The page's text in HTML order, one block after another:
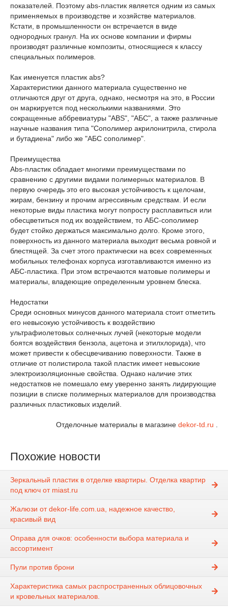
показателей. Поэтому abs-пластик является одним из самых
применяемых в производстве и хозяйстве материалов.
Кстати, в промышленности он встречается в виде
однородных гранул. На их основе компании и фирмы
производят различные композиты, относящиеся к классу
специальных полимеров.
Как именуется пластик abs?
Характеристики данного материала существенно не
отличаются друг от друга, однако, несмотря на это, в России
он маркируется под несколькими названиями. Это
сокращенные аббревиатуры "ABS", "АБС", а также различные
научные названия типа "Сополимер акрилонитрила, стирола
и бутадиена" либо же "АБС сополимер".
Преимущества
Abs-пластик обладает многими преимуществами по
сравнению с другими видами полимерных материалов. В
первую очередь это его высокая устойчивость к щелочам,
жирам, бензину и прочим агрессивным средствам. И если
некоторые виды пластика могут попросту расплавиться или
обесцветиться под их воздействием, то АБС-сополимер
будет стойко держаться максимально долго. Кроме этого,
поверхность из данного материала выходит весьма ровной и
блестящей. За счет этого практически на всех современных
мобильных телефонах корпуса изготавливаются именно из
АБС-пластика. При этом встречаются матовые полимеры и
материалы, владеющие определенным уровнем блеска.
Недостатки
Среди основных минусов данного материала стоит отметить
его невысокую устойчивость к воздействию
ультрафиолетовых солнечных лучей (некоторые модели
боятся воздействия бензола, ацетона и этилхлорида), что
может привести к обесцвечиванию поверхности. Также в
отличие от полистирола такой пластик имеет невысокие
электроизоляционные свойства. Однако наличие этих
недостатков не помешало ему уверенно занять лидирующие
позиции в списке полимерных материалов для производства
различных пластиковых изделий.
Отделочные материалы в магазине dekor-td.ru
Похожие новости
Зеркальный пластик в отделке квартиры. Отделка квартир
под ключ от miast.ru
Жалюзи от dekor-life.com.ua, надежное качество,
красивый вид
Оправа для очков: особенности выбора материала и
ассортимент
Пули против брони
Характеристика самых распространенных облицовочных
и кровельных материалов.